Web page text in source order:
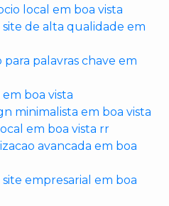
local em boa vista
de alta qualidade em
palavras chave em
boa vista
minimalista em boa vista
em boa vista rr
avancada em boa
empresarial em boa